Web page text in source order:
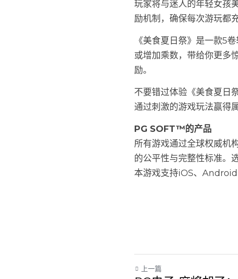
玩家将与迷人的年轻女孩
励机制，确保每次游玩都
《美食夏日祭》是一款5
或增加乘数，带给你更多
励。
不要错过体验《美食夏日
通过刺激的游戏玩法赢得
PG SOFT™的产品
所有游戏通过全球权威机
的公平性与完整性标准。
本游戏支持iOS、
上一篇